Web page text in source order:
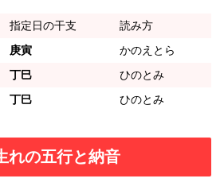
指定日の干支
読み方
庚寅
かのえとら
丁巳
ひのとみ
丁巳 ひのとみ
れの五行と納音